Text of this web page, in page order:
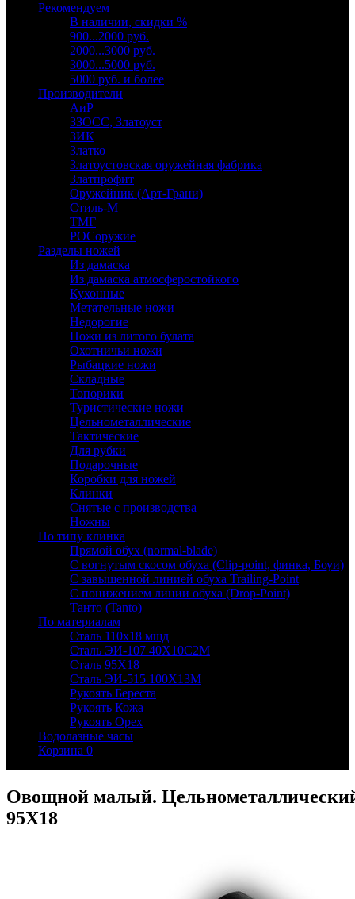
Рекомендуем
В наличии, скидки %
900...2000 руб.
2000...3000 руб.
3000...5000 руб.
5000 руб. и более
Производители
АиР
ЗЗОСС, Златоуст
ЗИК
Златко
Златоустовская оружейная фабрика
Златпрофит
Оружейник (Арт-Грани)
Стиль-М
ТМГ
РОСоружие
Разделы ножей
Из дамаска
Из дамаска атмосферостойкого
Кухонные
Метательные ножи
Недорогие
Ножи из литого булата
Охотничьи ножи
Рыбацкие ножи
Складные
Топорики
Туристические ножи
Цельнометаллические
Тактические
Для рубки
Подарочные
Коробки для ножей
Клинки
Снятые с производства
Ножны
По типу клинка
Прямой обух (normal-blade)
С вогнутым скосом обуха (Clip-point, финка, Боуи)
С завышенной линией обуха Trailing-Point
С понижением линии обуха (Drop-Point)
Танто (Tanto)
По материалам
Сталь 110х18 мшд
Сталь ЭИ-107 40Х10С2М
Сталь 95Х18
Сталь ЭИ-515 100Х13М
Рукоять Береста
Рукоять Кожа
Рукоять Орех
Водолазные часы
Корзина 0
Овощной малый.
95Х18